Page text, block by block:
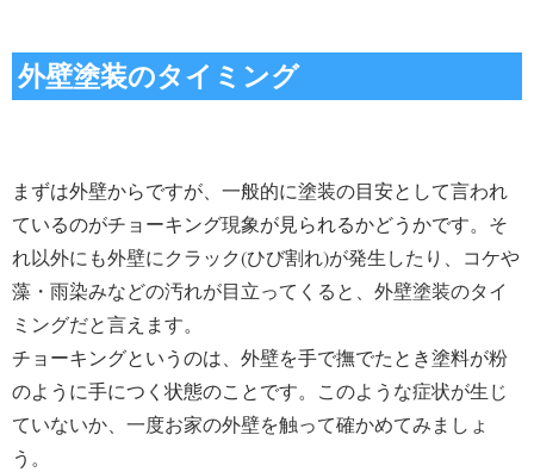
外壁塗装のタイミング
まずは外壁からですが、一般的に塗装の目安として言われ
ているのがチョーキング現象が見られるかどうかです。 そ
れ以外にも外壁にクラック(ひび割れ)が発生したり、コケや
藻・雨染みなどの汚れが目立ってくると、外壁塗装のタイ
ミングだと言えます。
チョーキングというのは、外壁を手で撫でたとき塗料が粉
のように手につく状態のことです。
このような症状が生じ
ていないか、一度お家の外壁を触って確かめてみましょ
う。